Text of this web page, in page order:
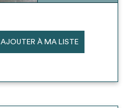
AJOUTER À MA LISTE